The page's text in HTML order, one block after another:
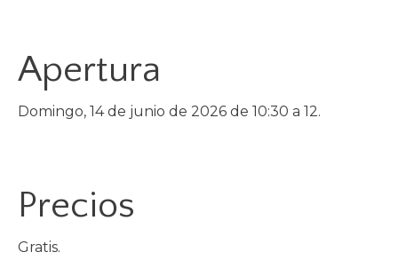
Apertura
Domingo, 14 de junio de 2026 de 10:30 a 12.
Precios
Gratis.